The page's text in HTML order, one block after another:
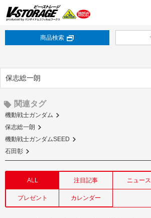
商品検索
保志総一朗
関連タグ
機動戦士ガンダム
保志総一朗
機動戦士ガンダムSEED
石田彰
ALL 注目記事 ニュース
プレゼント カレンダー